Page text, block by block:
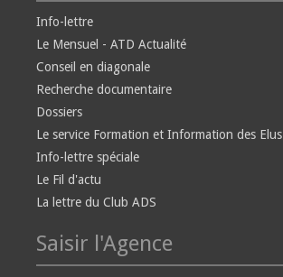
Info-lettre
Le Mensuel - ATD Actualité
Conseil en diagonale
Recherche documentaire
Dossiers
Le service Formation et Information des Elus
Info-lettre spéciale
Le Fil d'actu
La lettre du Club ADS
Saisir l'Agence